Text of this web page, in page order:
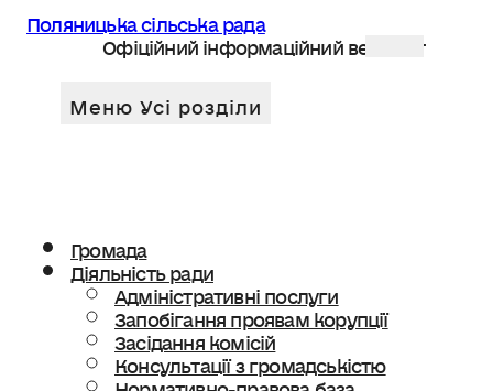
Поляницька сільська рада
Офіційний інформаційний веб сайт
Громада
Діяльність ради
Адміністративні послуги
Запобігання проявам корупції
Засідання комісій
Консультації з громадськістю